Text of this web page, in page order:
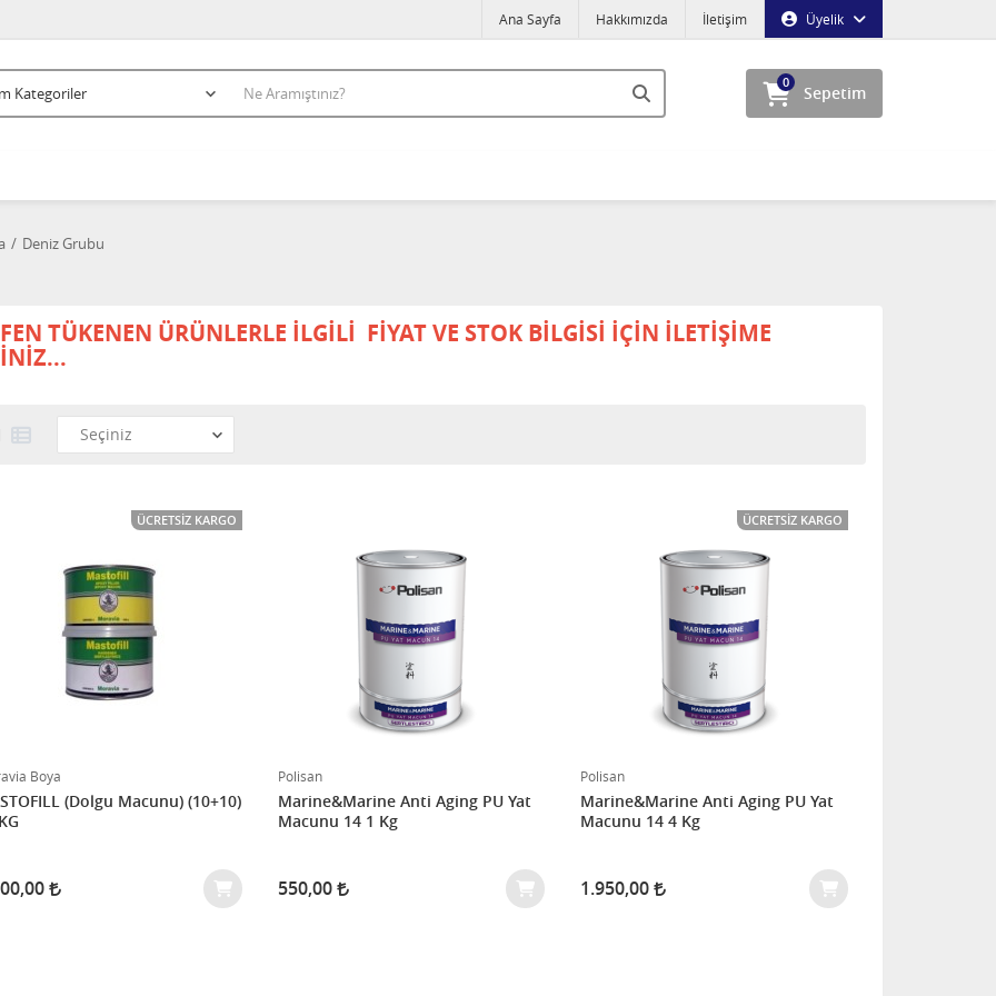
Üyelik
Ana Sayfa Hakkımızda İletişim
Sepetim
0
Deniz Grubu
TÜKENEN ÜRÜNLERLE İLGİLİ FİYAT VE STOK BİLGİSİ İÇİN İLETİŞİME
ÜCRETSIZ KARGO
Boya
(Dolgu Macunu) (10+10)
Polisan
Marine&Marine Anti Aging PU Yat
Macunu 14 1 Kg
550,00
ÜCRETSIZ KARGO
Polisan
Marine&Marine Anti Aging PU Yat
Macunu 14 4 Kg
1.950,00